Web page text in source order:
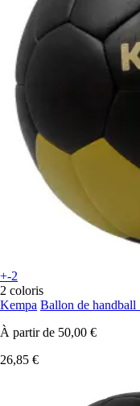
+-2
2 coloris
Kempa Ballon de handball
À partir de 50,00 €
26,85 €